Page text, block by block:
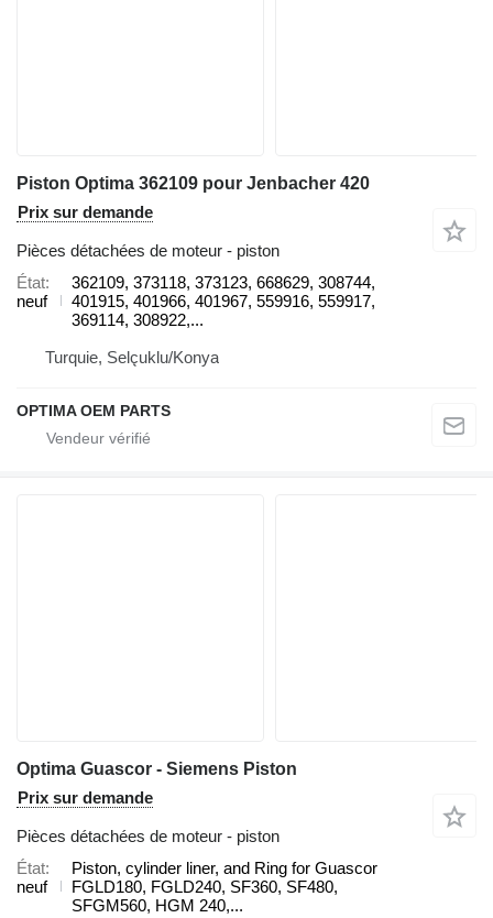
Piston Optima 362109 pour Jenbacher 420
Prix sur demande
Pièces détachées de moteur - piston
État
neuf
362109, 373118, 373123, 668629, 308744,
401915, 401966, 401967, 559916, 559917,
369114, 308922,...
Turquie, Selçuklu/Konya
OPTIMA OEM PARTS
Optima Guascor - Siemens Piston
Prix sur demande
Pièces détachées de moteur - piston
État
neuf
Piston, cylinder liner, and Ring for Guascor
FGLD180, FGLD240, SF360, SF480,
SFGM560, HGM 240,...